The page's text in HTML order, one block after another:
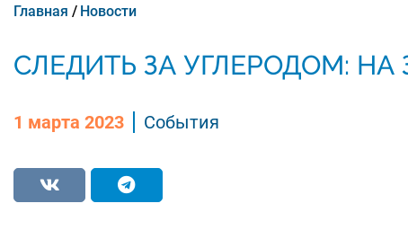
Строка
навигации
Главная Новости
СЛЕДИТЬ ЗА УГЛЕРОДОМ:
1 марта 2023 События